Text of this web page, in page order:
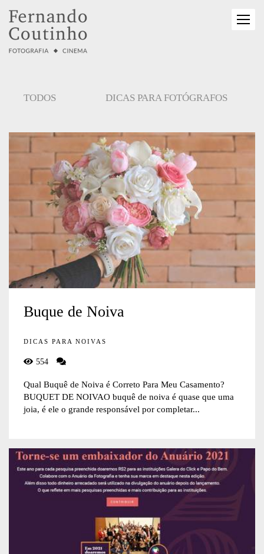
TODOS DICAS PARA FOTÓGRAFOS
Buque de Noiva
DICAS PARA NOIVAS
554
Qual Buquê de Noiva é Correto Para Meu Casamento?
BUQUET DE NOIVAO buquê de noiva é quase que uma
joia, é ele o grande responsável por completar...